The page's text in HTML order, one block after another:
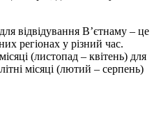
відвідування В’єтнаму – це
регіонах у різний час.
(листопад – квітень) для
місяці (лютий – серпень)